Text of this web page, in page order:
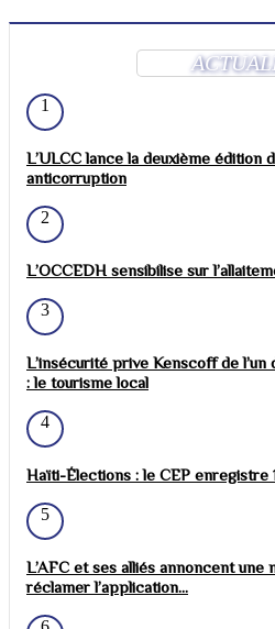
1
L’ULCC lance la deuxième édition
anticorruption
2
L’OCCEDH sensibilise sur
3
L’insécurité prive Kenscoff de
: le tourisme local
4
Haïti-Élections : le CEP enregistre
5
L’AFC et ses alliés annoncent une
réclamer l’application...